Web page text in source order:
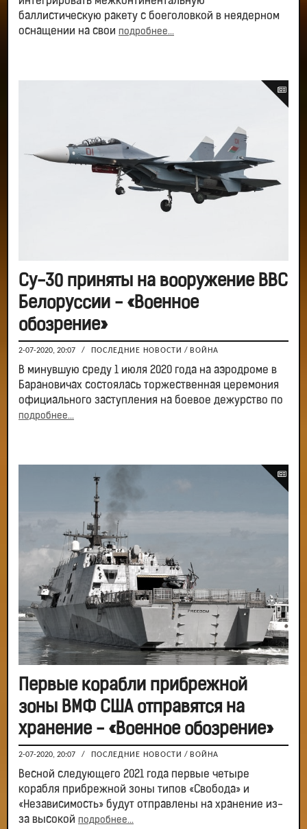
баллистическую ракету с боеголовкой в неядерном
оснащении на свои подробнее...
Су-30 приняты на вооружение ВВС
Белоруссии - «Военное
обозрение»
2-07-2020, 20:07 / ПОСЛЕДНИЕ НОВОСТИ / ВОЙНА
В минувшую среду 1 июля 2020 года на аэродроме в
Барановичах состоялась торжественная церемония
официального заступления на боевое дежурство по
подробнее...
Первые корабли прибрежной
зоны ВМФ США отправятся на
хранение - «Военное обозрение»
2-07-2020, 20:07 / ПОСЛЕДНИЕ НОВОСТИ / ВОЙНА
Весной следующего 2021 года первые четыре
корабля прибрежной зоны типов «Свобода» и
«Независимость» будут отправлены на хранение из-
за высокой подробнее...